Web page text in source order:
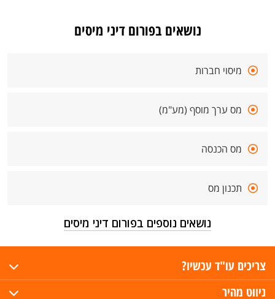
נושאים בפורום דיני מיסים
מיסוי חברות
מס ערך מוסף (מע"מ)
מס הכנסה
תכנון מס
נושאים נוספים בפורום דיני מיסים
צריכים עו"ד עכשיו?
ניווט מהיר